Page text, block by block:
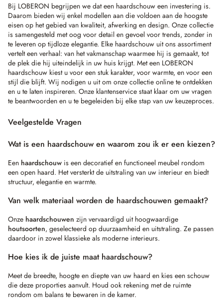
Bij LOBERON begrijpen we dat een haardschouw een investering is.
Daarom bieden wij enkel modellen aan die voldoen aan de hoogste
eisen op het gebied van kwaliteit, afwerking en design. Onze collectie
is samengesteld met oog voor detail en gevoel voor trends, zonder in
te leveren op tijdloze elegantie. Elke haardschouw uit ons assortiment
vertelt een verhaal: van het vakmanschap waarmee hij is gemaakt, tot
de plek die hij uiteindelijk in uw huis krijgt. Met een LOBERON
haardschouw kiest u voor een stuk karakter, voor warmte, en voor een
stijl die blijft. Wij nodigen u uit om onze collectie online te ontdekken
en u te laten inspireren. Onze klantenservice staat klaar om uw vragen
te beantwoorden en u te begeleiden bij elke stap van uw keuzeproces.
Veelgestelde Vragen
Wat is een haardschouw en waarom zou ik er een kiezen?
Een haardschouw is een decoratief en functioneel meubel rondom
een open haard. Het versterkt de uitstraling van uw interieur en biedt
structuur, elegantie en warmte.
Van welk materiaal worden de haardschouwen gemaakt?
Onze haardschouwen zijn vervaardigd uit hoogwaardige
houtsoorten, geselecteerd op duurzaamheid en uitstraling. Ze passen
daardoor in zowel klassieke als moderne interieurs.
Hoe kies ik de juiste maat haardschouw?
Meet de breedte, hoogte en diepte van uw haard en kies een schouw
die deze proporties aanvult. Houd ook rekening met de ruimte
rondom om balans te bewaren in de kamer.